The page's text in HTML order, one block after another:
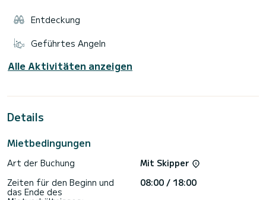
Entdeckung
Geführtes Angeln
Alle Aktivitäten anzeigen
Details
Mietbedingungen
Art der Buchung
Mit Skipper
Zeiten für den Beginn und
das Ende des
08:00 / 18:00